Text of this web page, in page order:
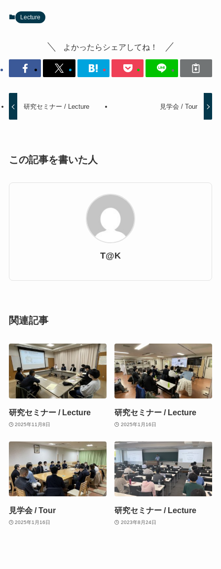
Lecture
よかったらシェアしてね！
研究セミナー / Lecture 見学会 / Tour
この記事を書いた人
T@K
関連記事
研究セミナー / Lecture
2025年11月8日
研究セミナー / Lecture
2025年1月16日
見学会 / Tour
2025年1月16日
研究セミナー / Lecture
2023年8月24日